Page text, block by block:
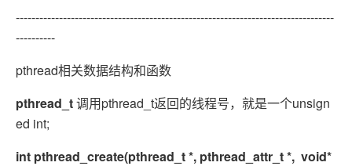
---------------------------------------------------------------------------------
----------
pthread相关数据结构和函数
pthread_t调用pthread_t返回的线程号，就是一个unsign
ed int;
int pthread_create(pthread_t *, pthread_attr_t *, void*